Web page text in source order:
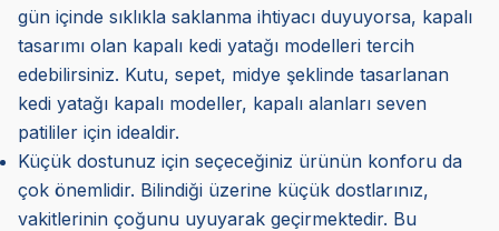
gün içinde sıklıkla saklanma ihtiyacı duyuyorsa, kapalı
tasarımı olan kapalı kedi yatağı modelleri tercih
edebilirsiniz. Kutu, sepet, midye şeklinde tasarlanan
kedi yatağı kapalı modeller, kapalı alanları seven
patililer için idealdir.
Küçük dostunuz için seçeceğiniz ürünün konforu da
çok önemlidir. Bilindiği üzerine küçük dostlarınız,
vakitlerinin çoğunu uyuyarak geçirmektedir. Bu